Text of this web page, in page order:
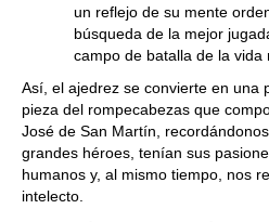
un reflejo de su mente
búsqueda de la mejor
campo de batalla de la vida
Así, el ajedrez se convierte en una
pieza del rompecabezas que
José de San Martín,
grandes héroes, tenían sus
humanos y, al mismo tiempo, nos
intelecto.